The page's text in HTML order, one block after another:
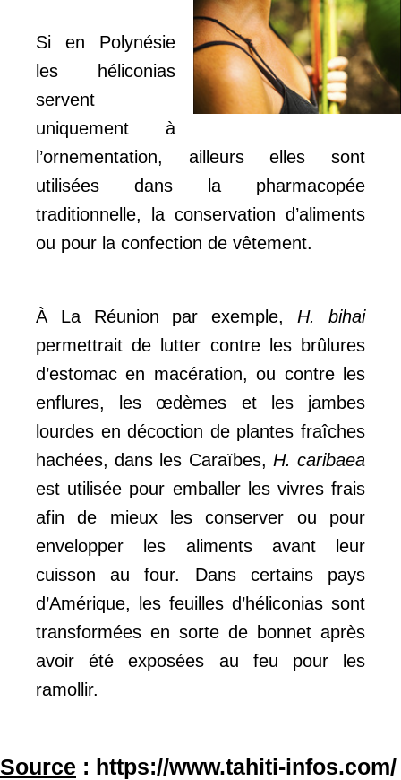
Si en Polynésie
les héliconias
servent
uniquement à
l’ornementation, ailleurs elles sont
utilisées dans la pharmacopée
traditionnelle, la conservation d’aliments
ou pour la confection de vêtement.
À La Réunion par exemple,H. bihai
permettrait de lutter contre les brûlures
d’estomac en macération, ou contre les
enflures, les œdèmes et les jambes
lourdes en décoction de plantes fraîches
hachées, dans les Caraïbes, H. caribaea
est utilisée pour emballer les vivres frais
afin de mieux les conserver ou pour
envelopper les aliments avant leur
cuisson au four. Dans certains pays
d’Amérique, les feuilles d’héliconias sont
transformées en sorte de bonnet après
avoir été exposées au feu pour les
ramollir.
Source : https://www.tahiti-infos.com/